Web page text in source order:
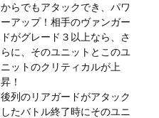
からでもアタックでき、パワ
ーアップ！相手のヴァンガー
ドがグレード３以上なら、さ
らに、そのユニットとこのユ
ニットのクリティカルが上
昇！
後列のリアガードがアタック
したバトル終了時にそのユニ